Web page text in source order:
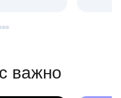
важно